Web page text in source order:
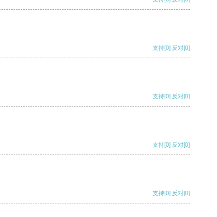
支持[0] 反对[0]
支持[0] 反对[0]
支持[0] 反对[0]
支持[0] 反对[0]